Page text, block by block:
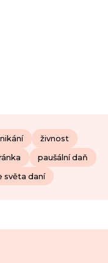
živnost
paušální daň
světa daní